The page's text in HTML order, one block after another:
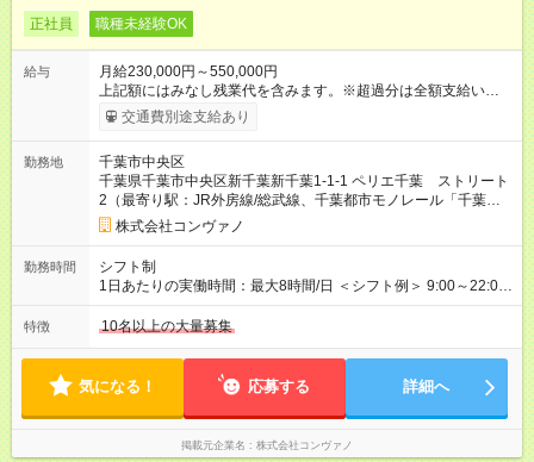
正社員 職種未経験OK
給与
月給230,000円～550,000円
上記額にはみなし残業代を含みます。※超過分は全額支給いたし
ます。 みなし残業代 8,940円／月 みなし残業時間 5.5時間／月
上記には、月5.5時間分のみなし残業代(8，940円)を含む。超過
円～ （期間中は契約社員） ※社内基準を満たした場合は、その
後正規登用可 【年収例】 ◆エリアマネージャー 月給25万円＋役
職手当3万円＋インセン14万5，781円＝42万5，781円 ◆店長
月給 25万円＋役職手当1万円＋インセン8万2，547円＝34万2，
547円 ◆社員(役職なし) 月給23万円＋インセン1万4701円＝24
万4，701円 ＜別途支給手当＞ ・インセンティブ：月10万円以
上も可能！ ・賞与：年2回(6月/12月)※業績による ・交通費：月
たり) ・回数：随時 ・反映時期：次月の給与から ・評価手法：
社内評価に基づく ※あなたの頑張りをしっかり評価します！で
きることが増えるほどお給料に反映される環境です。 【試用期
間】試用期間あり 試用期間の長さ：6ヶ月 ※ 雇用形態と給与
に、本採用時と異なる部分があります。 雇用形態：中途採用
（契約社員） 給与：月給 220,000円以上 上記額にはみなし残業
代 8,552円／月 みなし残業時間 5.5時間／月
交通費別途支給あり
勤務地
千葉市中央区
千葉県千葉市中央区新千葉新千葉1-1-1 ペリエ千葉 ストリート
2（最寄り駅：JR外房線/総武線、千葉都市モノレール「千葉
駅」、京成千葉線 「京成千葉駅」）
株式会社コンヴァノ
勤務時間
シフト制
1日あたりの実働時間：最大8時間/日 ＜シフト例＞ 9:00～22:00
でのシフト制（実働8時間／休憩60分） ※残業時間は月平均で
10時間程度 ※営業時間は【平日】11：00～22：00、【土日祝】
ます。
特徴 10名以上の大量募集
気になる！ 応募する 詳細へ
掲載元企業名 株式会社コンヴァノ